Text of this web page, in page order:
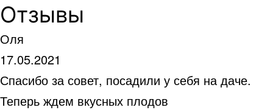
Отзывы
Оля
17.05.2021
Спасибо за совет, посадили у себя на даче.
Теперь ждем вкусных плодов